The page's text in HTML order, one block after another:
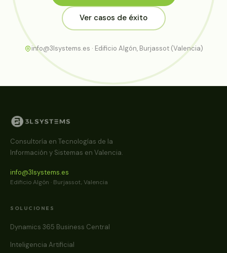
Ver casos de éxito
info@3lsystems.es · Edificio Algón, Burjassot (Valencia)
Consultoría en Tecnologías de la
Información y Sistemas en Valencia.
info@3lsystems.es
Edificio Algón · Burjassot, Valencia
SOLUCIONES
Dynamics 365 Business Central
Inteligencia Artificial